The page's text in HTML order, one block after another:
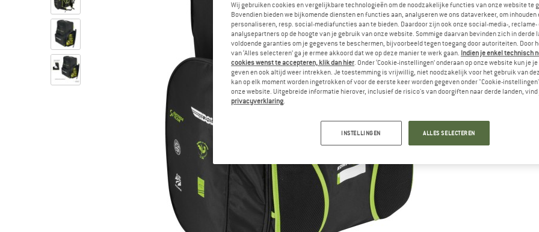
Wij gebruiken cookies en vergelijkbare technologieën om de noodzakelijke functies van onze website te
Bovendien bieden we bijkomende diensten en functies aan, analyseren we ons dataverkeer, om inhouden
personaliseren, resp. social-mediafuncties aan te bieden. Daardoor zijn ook onze social-media-, reclame-
analysepartners op de hoogte van je gebruik van onze website. Sommige daarvan bevinden zich in derde
voldoende garanties om je gegevens te beschermen, bijvoorbeeld tegen toegang door autoriteiten. Door
van ‘Alles selecteren’ ga je ermee akkoord dat we op deze manier te werk gaan. Indien je enkel technisch
cookies wenst te accepteren, klik dan hier. Onder ‘Cookie-instellingen’ onderaan op onze website kun je
geven en ook altijd weer intrekken. Je toestemming is vrijwillig, niet noodzakelijk voor het gebruik van
kan op elk moment worden ingetrokken of voor de eerste keer worden gegeven onder "Cookie-
onze website. Uitgebreide informatie hierover, inclusief de risico's van doorgiften naar derde landen, vind
privacyverklaring.
INSTELLINGEN ALLES SELECTEREN